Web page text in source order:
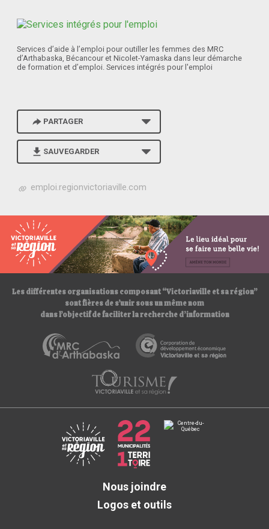
Services d’aide à l’emploi pour outiller les femmes des MRC
d’Arthabaska, Bécancour et Nicolet-Yamaska dans leur démarche
de formation et d’emploi. Services intégrés pour l'emploi
PARTAGER
SAUVEGARDER
h
p
s
:
/
/
emploi.regionvictoriaville.com
Les différentes organisations composant “Victoriaville et sa région”
sont fières de s’unir sous un même nom
dans l’objectif de faciliter la recherche d’information
Nous joindre
Logos et outils